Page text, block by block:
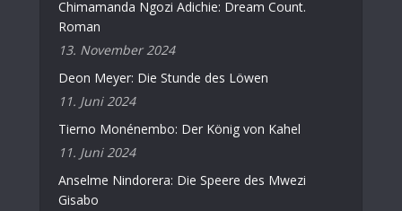
Chimamanda Ngozi Adichie: Dream Count.
Roman
13. November 2024
Deon Meyer: Die Stunde des Löwen
11. Juni 2024
Tierno Monénembo: Der König von Kahel
11. Juni 2024
Anselme Nindorera: Die Speere des Mwezi
Gisabo